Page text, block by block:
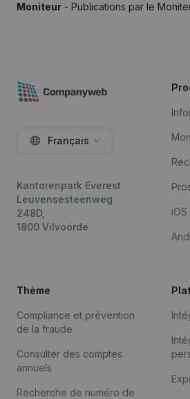
Moniteur - Publications par le
Français
Kantorenpark Everest
Leuvensesteenweg
248D,
1800 Vilvoorde
Thème
Compliance et prévention
de la fraude
Consulter des comptes
annuels
Recherche de numéro de